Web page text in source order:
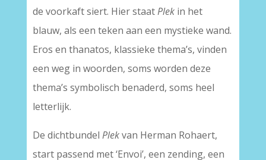
de voorkaft siert. Hier staatPlekin het
blauw, als een teken aan een mystieke wand.
Eros en thanatos, klassieke thema’s, vinden
een weg in woorden, soms worden deze
thema’s symbolisch benaderd, soms heel
letterlijk.
De dichtbundel Plekvan Herman Rohaert,
start passend met ‘Envoi’, een zending, een